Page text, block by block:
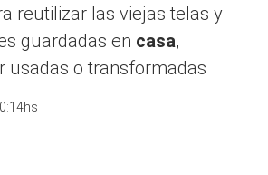
reutilizar las viejas telas y
guardadas en casa,
usadas o transformadas